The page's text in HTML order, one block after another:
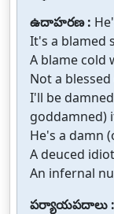
ఉదాహరణ :
It's a blamed
A blame cold
Not a
I'll be
goddamned)
He's a damn
A deuced
An infernal
పర్యాయపదాలు :